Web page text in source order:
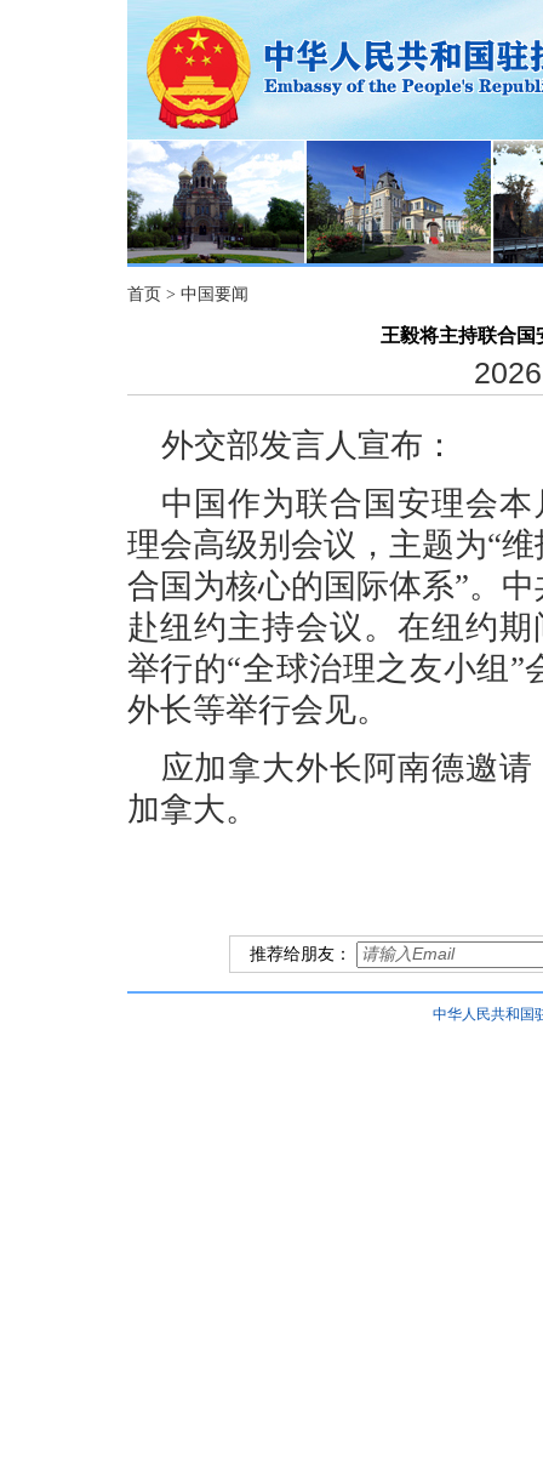
首页 > 中国要闻
王毅将主持联合
外交部发言人宣布：
中国作为联合国安理会
理会高级别会议，主题为“
合国为核心的国际体系”。
赴纽约主持会议。在纽约
举行的“全球治理之友小组
外长等举行会见。
应加拿大外长阿南德邀
加拿大。
推荐给朋友：
中华人民共和国